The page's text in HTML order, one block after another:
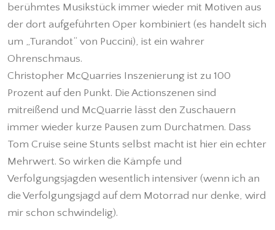
berühmtes Musikstück immer wieder mit Motiven aus
der dort aufgeführten Oper kombiniert (es handelt sich
um „Turandot“ von Puccini), ist ein wahrer
Ohrenschmaus.
Christopher McQuarries Inszenierung ist zu 100
Prozent auf den Punkt. Die Actionszenen sind
mitreißend und McQuarrie lässt den Zuschauern
immer wieder kurze Pausen zum Durchatmen. Dass
Tom Cruise seine Stunts selbst macht ist hier ein echter
Mehrwert. So wirken die Kämpfe und
Verfolgungsjagden wesentlich intensiver (wenn ich an
die Verfolgungsjagd auf dem Motorrad nur denke, wird
mir schon schwindelig).